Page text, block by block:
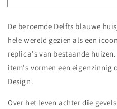
Verhalen
bij
de
Borrel
Verhalen
bij
de
Borrel
De beroemde Delfts blauwe
hele wereld gezien als een
replica's van bestaande
item's vormen een eigenzinnig
Design.
Over het leven achter die